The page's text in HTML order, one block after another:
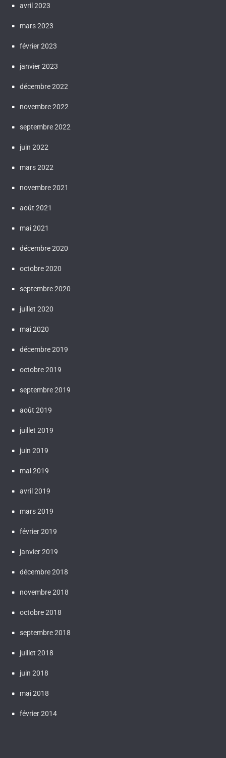
avril 2023
mars 2023
février 2023
janvier 2023
décembre 2022
novembre 2022
septembre 2022
juin 2022
mars 2022
novembre 2021
août 2021
mai 2021
décembre 2020
octobre 2020
septembre 2020
juillet 2020
mai 2020
décembre 2019
octobre 2019
septembre 2019
août 2019
juillet 2019
juin 2019
mai 2019
avril 2019
mars 2019
février 2019
janvier 2019
décembre 2018
novembre 2018
octobre 2018
septembre 2018
juillet 2018
juin 2018
mai 2018
février 2014